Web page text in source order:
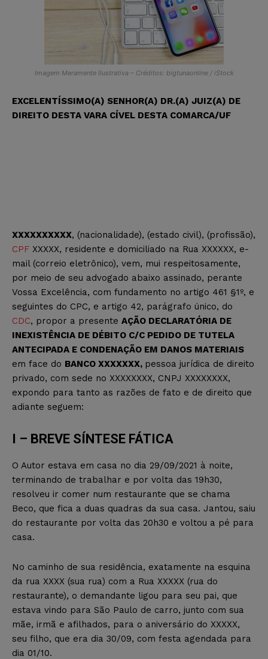
Imagem Meramente Ilustrativa – Créditos: bigtunaonline / iStock
EXCELENTÍSSIMO(A) SENHOR(A) DR.(A) JUIZ(A) DE
DIREITO DESTA VARA CÍVEL DESTA COMARCA/UF
XXXXXXXXXX, (nacionalidade), (estado civil), (profissão),
CPF XXXXX, residente e domiciliado na Rua XXXXXX, e-
mail (correio eletrônico), vem, mui respeitosamente,
por meio de seu advogado abaixo assinado, perante
Vossa Excelência, com fundamento no artigo 461 §1º, e
seguintes do CPC, e artigo 42, parágrafo único, do
CDC, propor a presente AÇÃO DECLARATÓRIA DE
INEXISTÊNCIA DE DÉBITO C/C PEDIDO DE TUTELA
ANTECIPADA E CONDENAÇÃO EM DANOS MATERIAIS
em face do BANCO XXXXXXX, pessoa jurídica de direito
privado, com sede no XXXXXXXX, CNPJ XXXXXXXX,
expondo para tanto as razões de fato e de direito que
adiante seguem:
I – BREVE SÍNTESE FÁTICA
O Autor estava em casa no dia 29/09/2021 à noite,
terminando de trabalhar e por volta das 19h30,
resolveu ir comer num restaurante que se chama
Beco, que fica a duas quadras da sua casa. Jantou, saiu
do restaurante por volta das 20h30 e voltou a pé para
casa.
No caminho de sua residência, exatamente na esquina
da rua XXXX (sua rua) com a Rua XXXXX (rua do
restaurante), o demandante ligou para seu pai, que
estava vindo para São Paulo de carro, junto com sua
mãe, irmã e afilhados, para o aniversário do XXXXX,
seu filho, que era dia 30/09, com festa agendada para
dia 01/10.